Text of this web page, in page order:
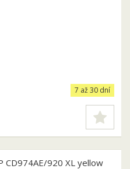
7 až 30 dní
920 XL yellow